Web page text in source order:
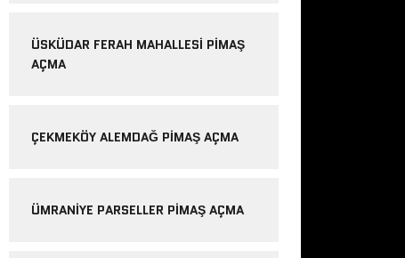
ÜSKÜDAR FERAH MAHALLESI PIMAŞ
AÇMA
ÇEKMEKÖY ALEMDAĞ PIMAŞ AÇMA
ÜMRANIYE PARSELLER PIMAŞ AÇMA